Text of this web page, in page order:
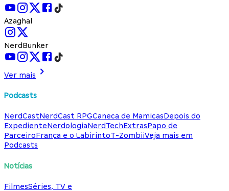
Azaghal
NerdBunker
Ver mais
Podcasts
NerdCastNerdCast RPGCaneca de MamicasDepois do
ExpedienteNerdologiaNerdTechExtrasPapo de
ParceiroFrança e o LabirintoT-ZombiiVeja mais em
Podcasts
Notícias
FilmesSéries, TV e